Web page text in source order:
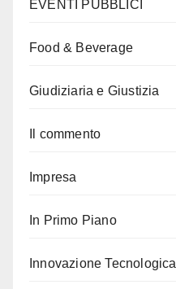
EVENTI PUBBLICI
Food & Beverage
Giudiziaria e Giustizia
Il commento
Impresa
In Primo Piano
Innovazione Tecnologica